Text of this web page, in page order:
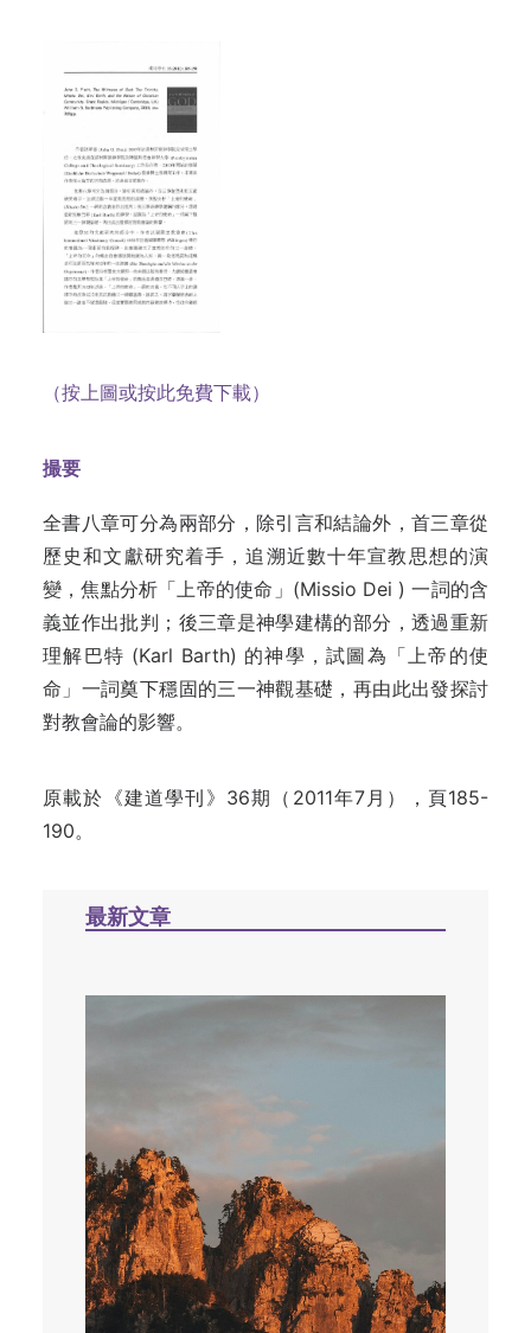
（按上圖或按此免費下載）
撮要
全書八章可分為兩部分，除引言和結論外，首三章從
歷史和文獻研究着手，追溯近數十年宣教思想的演
變，焦點分析「上帝的使命」(Missio Dei ) 一詞的含
義並作出批判；後三章是神學建構的部分，透過重新
理解巴特 (Karl Barth) 的神學，試圖為「上帝的使
命」一詞奠下穩固的三一神觀基礎，再由此出發探討
對教會論的影響。
原載於《建道學刊》36期（2011年7月），頁185-
190。
最新文章